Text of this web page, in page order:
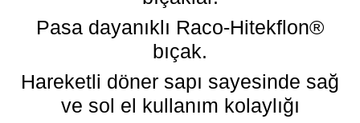
Pasa dayanıklı Raco-Hitekflon®
bıçak.
Hareketli döner sapı sayesinde sağ
ve sol el kullanım kolaylığı